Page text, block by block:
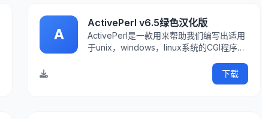
A
ActivePerl v6.5绿色汉化版
ActivePerl是一款用来帮助我们编写出适用
于unix，windows，linux系统的CGI程序，
PerlScript、Perl Package Manager四套
下载